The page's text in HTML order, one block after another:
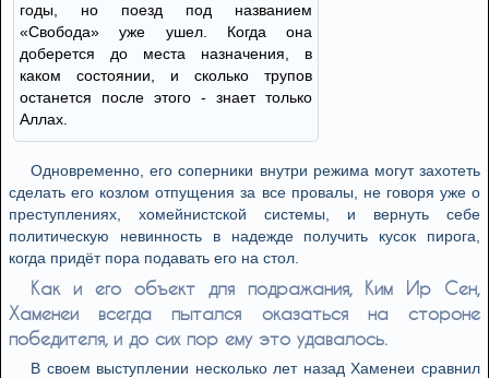
годы, но поезд под названием
«Свобода» уже ушел. Когда она
доберется до места назначения, в
каком состоянии, и сколько трупов
останется после этого - знает только
Аллах.
Одновременно, его соперники внутри режима могут захотеть
сделать его козлом отпущения за все провалы, не говоря уже о
преступлениях, хомейнистской системы, и вернуть себе
политическую невинность в надежде получить кусок пирога,
когда придёт пора подавать его на стол.
Как и его объект для подражания, Ким Ир Сен,
Хаменеи всегда пытался оказаться на стороне
победителя, и до сих пор ему это удавалось.
В своем выступлении несколько лет назад Хаменеи сравнил